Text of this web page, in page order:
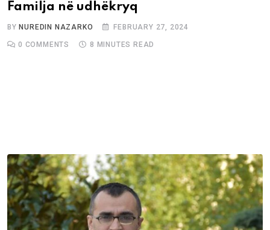
Familja në udhëkryq
BY NUREDIN NAZARKO FEBRUARY 27, 2024
0 COMMENTS 8 MINUTES READ